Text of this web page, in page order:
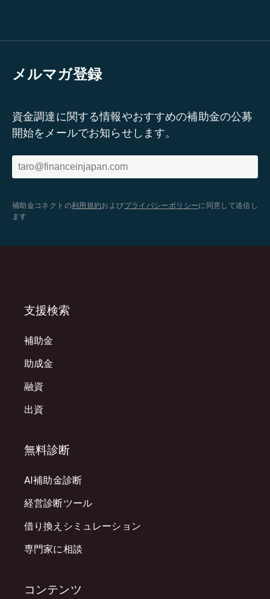
メルマガ登録
資金調達に関する情報やおすすめの補助金の公募
開始をメールでお知らせします。
補助金コネクトの利用規約およびプライバシーポリシーに同意して送信し
ます
支援検索
補助金
助成金
融資
出資
無料診断
AI補助金診断
経営診断ツール
借り換えシミュレーション
専門家に相談
コンテンツ